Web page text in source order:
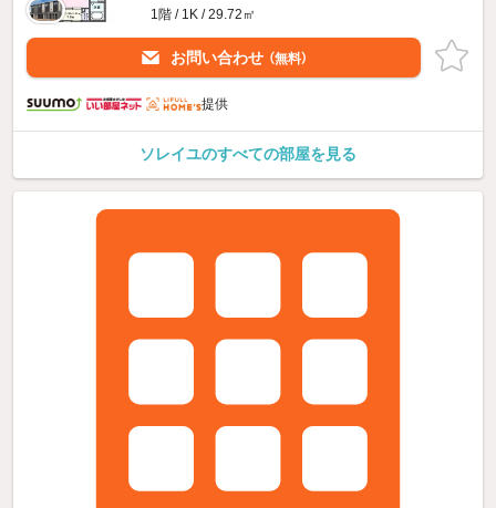
1階 / 1K / 29.72㎡
お問い合わせ （無料）
提供
ソレイユのすべての部屋を見る